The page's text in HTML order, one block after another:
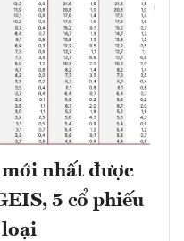
nhất được
5 cổ phiếu